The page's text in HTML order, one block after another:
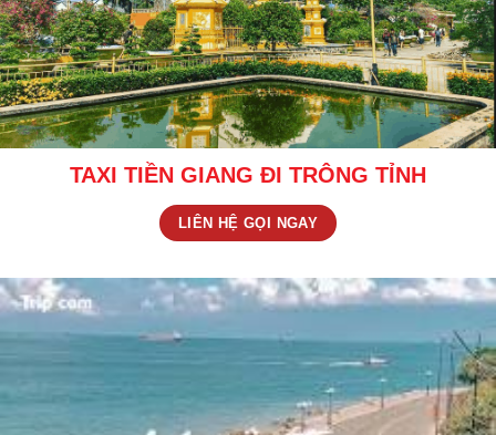
TAXI TIỀN GIANG ĐI TRÔNG TỈNH
LIÊN HỆ GỌI NGAY